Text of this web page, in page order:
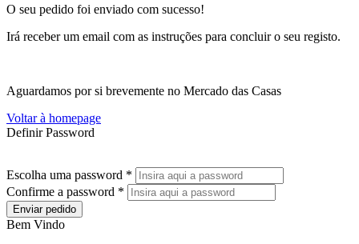
O seu pedido foi enviado com sucesso!
Irá receber um email com as instruções para concluir o seu registo.
Aguardamos por si brevemente no Mercado das Casas
Voltar à homepage
Definir Password
Escolha uma password *
Confirme a password *
Enviar pedido
Bem Vindo